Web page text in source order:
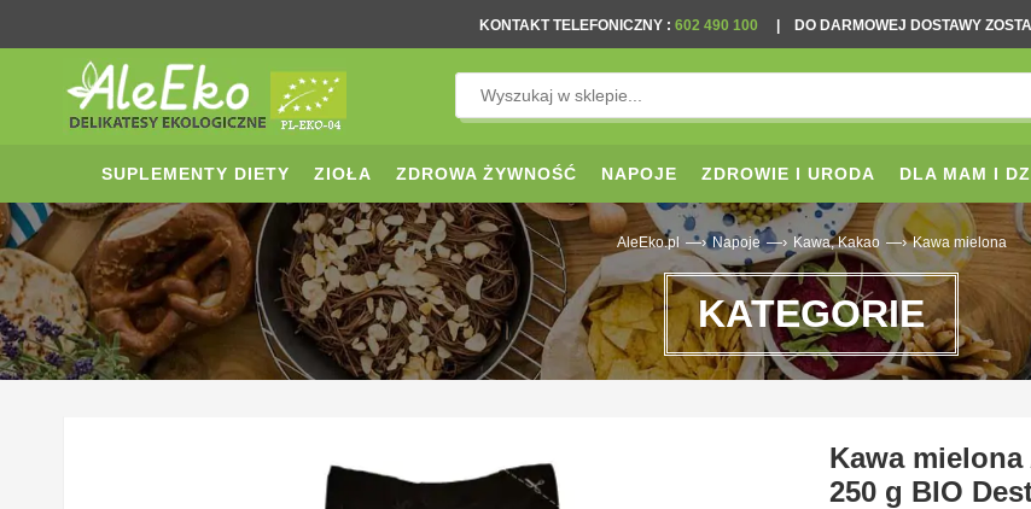
KONTAKT TELEFONICZNY : 602 490 100 DO DARMOWEJ DOSTAWY
SUPLEMENTY DIETY ZIOŁA ZDROWA ŻYWNOŚĆ NAPOJE ZDROWIE I URODA DLA MAM I
AleEko.pl —› Napoje —› Kawa, Kakao —› Kawa mielona
KATEGORIE
Kawa
250 g BIO